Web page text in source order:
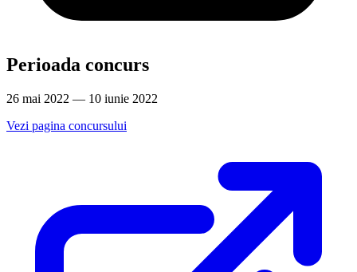
Perioada concurs
26 mai 2022 — 10 iunie 2022
Vezi pagina concursului